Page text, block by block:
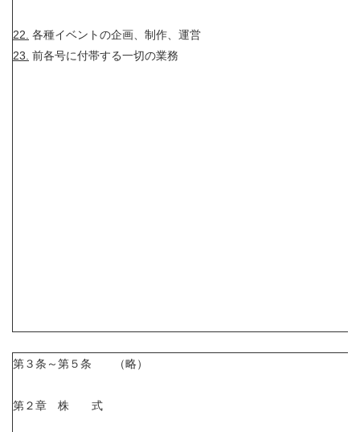
22. 各種イベントの企画、制作、運営
23. 前各号に付帯する一切の業務
第３条～第５条 （略）
第２章 株 式